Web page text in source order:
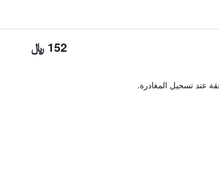
152 ﷼
عند تسجيل المغادرة.